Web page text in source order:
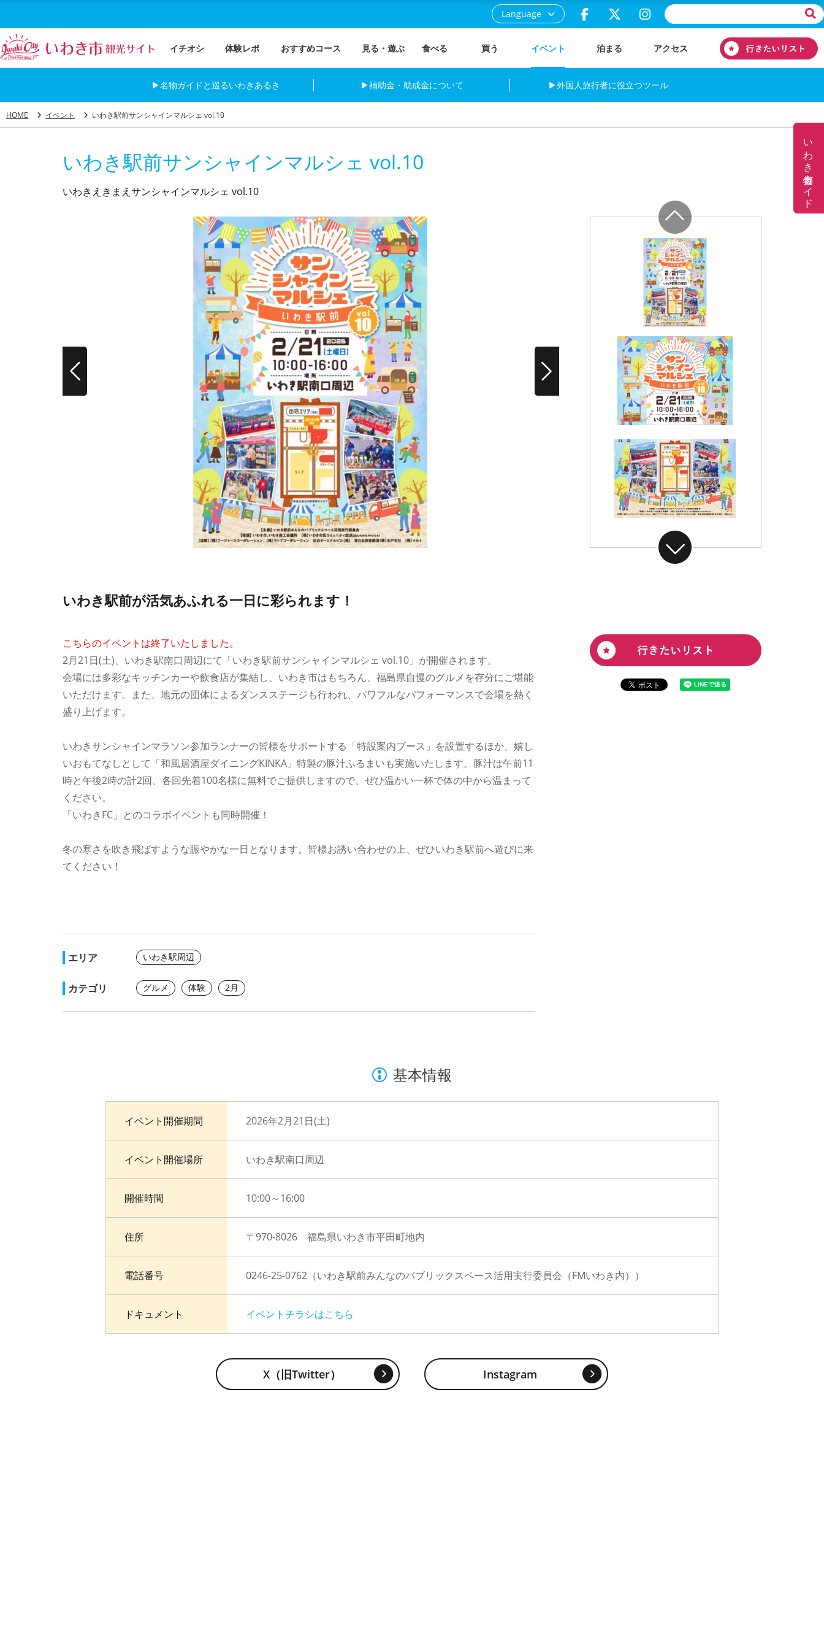
Language
イチオシ 体験レポ おすすめコース 見る・遊ぶ 食べる 買う イベント 泊まる アクセス
▶名物ガイドと巡るいわきあるき ▶補助金・助成金について ▶外国人旅行者に役立つツール
いわき名物ガイド
HOME イベント いわき駅前サンシャインマルシェ vol.10
いわき駅前サンシャインマルシェ vol.10
いわきえきまえサンシャインマルシェ vol.10
いわき駅前が活気あふれる一日に彩られます！
こちらのイベントは終了いたしました。
2月21日(土)、いわき駅南口周辺にて「いわき駅前サンシャインマルシェ vol.10」が開催されます。
会場には多彩なキッチンカーや飲食店が集結し、いわき市はもちろん、福島県自慢のグルメを存分にご堪能
いただけます。また、地元の団体によるダンスステージも行われ、パワフルなパフォーマンスで会場を熱く
盛り上げます。
いわきサンシャインマラソン参加ランナーの皆様をサポートする「特設案内ブース」を設置するほか、嬉し
いおもてなしとして「和風居酒屋ダイニングKINKA」特製の豚汁ふるまいも実施いたします。豚汁は午前11
時と午後2時の計2回、各回先着100名様に無料でご提供しますので、ぜひ温かい一杯で体の中から温まって
ください。
「いわきFC」とのコラボイベントも同時開催！
冬の寒さを吹き飛ばすような賑やかな一日となります。皆様お誘い合わせの上、ぜひいわき駅前へ遊びに来
てください！
エリア いわき駅周辺
カテゴリ グルメ 体験 2月
基本情報
イベント開催期間 2026年2月21日(土)
イベント開催場所 いわき駅南口周辺
開催時間 10:00～16:00
住所 〒970-8026 福島県いわき市平田町地内
電話番号 0246-25-0762（いわき駅前みんなのパブリックスペース活用実行委員会（FMいわき内））
ドキュメント イベントチラシはこちら
X（旧Twitter） Instagram